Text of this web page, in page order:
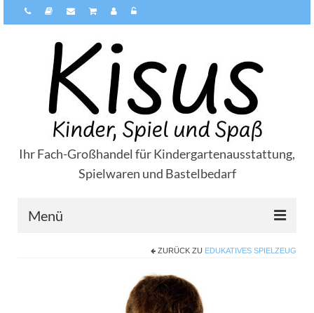
Ihr Fach-Großhandel für Kindergartenausstattung,
Spielwaren und Bastelbedarf
Menü
ZURÜCK ZU EDUKATIVES SPIELZEUG